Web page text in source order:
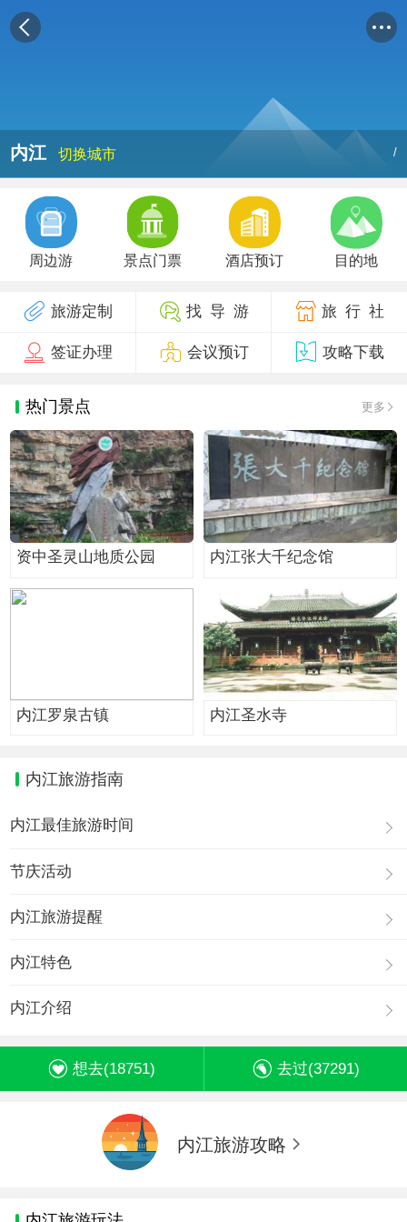
内江 切换城市 /
周边游 景点门票 酒店预订 目的地
旅游定制 找 导 游 旅 行 社
签证办理 会议预订 攻略下载
热门景点 更多
资中圣灵山地质公园 内江张大千纪念馆
内江罗泉古镇 内江圣水寺
内江旅游指南
内江最佳旅游时间
节庆活动
内江旅游提醒
内江特色
内江介绍
想去(18751) 去过(37291)
内江旅游攻略